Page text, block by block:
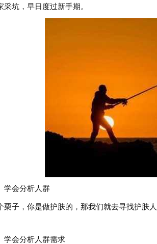
采坑，早日度过新手期。
会分析人群
，你是做护肤的，那我们就去寻找护肤人
会分析人群需求